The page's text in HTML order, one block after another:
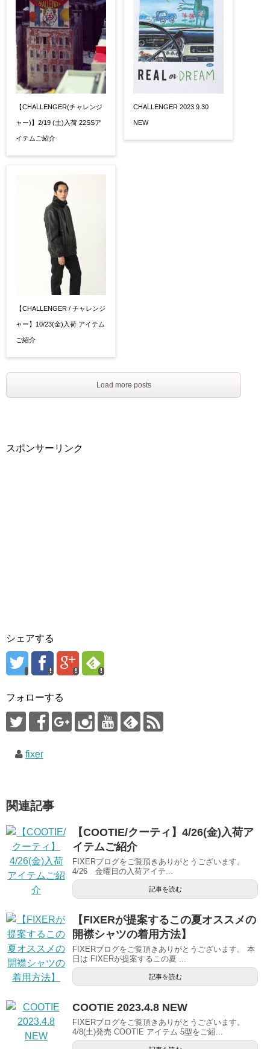
【CHALLENGER(チャレンジ
ャー)】2/19 (土)入荷 22SSア
イテムご紹介
【CHALLENGER / チャレンジ
ャー】10/23(金)入荷 アイテム
ご紹介
CHALLENGER 2023.9.30
NEW
Load more posts
スポンサーリンク
シェアする
フォローする
fixer
関連記事
【COOTIE/クーティ】4/26(金)入荷ア
イテムご紹介
FIXERブログをご覧頂きありがとうございます。
4/26 金曜日の入荷アイテ...
記事を読む
【FIXERが提案するこの夏オススメの
開襟シャツの着用方法】
FIXERブログをご覧頂きありがとうございます。 本
日は FIXERが提案するこの夏 ...
記事を読む
COOTIE 2023.4.8 NEW
FIXERブログをご覧頂きありがとうございます。
4/8(土)発売 COOTIE アイテム 5型をご紹...